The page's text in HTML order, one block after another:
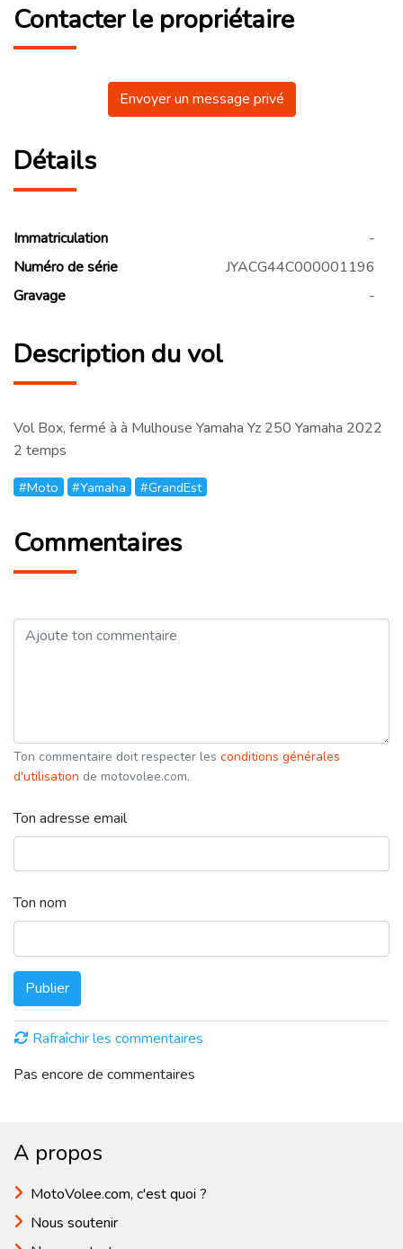
Contacter le propriétaire
Envoyer un message privé
Détails
Immatriculation
-
Numéro de série
JYACG44C000001196
Gravage
-
Description du vol
Vol Box, fermé à à Mulhouse Yamaha Yz 250 Yamaha 2022
2 temps
#Moto #Yamaha #GrandEst
Commentaires
Ton commentaire doit respecter les conditions générales
d'utilisation de motovolee.com.
Ton adresse email
Ton nom
Publier
Rafraîchir les commentaires
Pas encore de commentaires
A propos
MotoVolee.com, c'est quoi ?
Nous soutenir